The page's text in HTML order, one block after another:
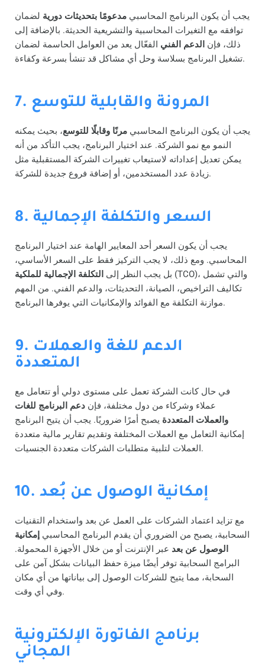
يجب أن يكون البرنامج المحاسبي مدعومًا بتحديثات دورية لضمان
توافقه مع التغيرات المحاسبية والتشريعية الحديثة. بالإضافة إلى
ذلك، فإن الدعم الفني الفعّال يعد من العوامل الحاسمة لضمان
تشغيل البرنامج بسلاسة وحل أي مشاكل قد تنشأ بسرعة وكفاءة.
7. المرونة والقابلية للتوسع
يجب أن يكون البرنامج المحاسبي مرنًا وقابلًا للتوسع، بحيث يمكنه
النمو مع نمو الشركة. عند اختيار البرنامج، يجب التأكد من أنه
يمكن تعديل إعداداته لاستيعاب تغييرات الشركة المستقبلية مثل
زيادة عدد المستخدمين، أو إضافة فروع جديدة للشركة.
8. السعر والتكلفة الإجمالية
يجب أن يكون السعر أحد المعايير الهامة عند اختيار البرنامج
المحاسبي. ومع ذلك، لا يجب التركيز فقط على السعر الأساسي،
بل يجب النظر إلى التكلفة الإجمالية للملكية
(TCO)، والتي تشمل
تكاليف التراخيص، الصيانة، التحديثات، والدعم الفني. من المهم
موازنة التكلفة مع الفوائد والإمكانيات التي يوفرها البرنامج.
9. الدعم للغة والعملات
المتعددة
في حال كانت الشركة تعمل على مستوى دولي أو تتعامل مع
عملاء وشركاء من دول مختلفة، فإن دعم البرنامج للغات
والعملات المتعددة يصبح أمرًا ضروريًا. يجب أن يتيح البرنامج
إمكانية التعامل مع العملات المختلفة وتقديم تقارير مالية متعددة
العملات لتلبية متطلبات الشركات متعددة الجنسيات.
10. إمكانية الوصول عن بُعد
مع تزايد اعتماد الشركات على العمل عن بعد واستخدام التقنيات
السحابية، يصبح من الضروري أن يقدم البرنامج المحاسبي إمكانية
الوصول عن بعد عبر الإنترنت أو من خلال الأجهزة المحمولة.
البرامج السحابية توفر أيضًا ميزة حفظ البيانات بشكل آمن على
السحابة، مما يتيح للشركات الوصول إلى بياناتها من أي مكان
وفي أي وقت.
برنامج الفاتورة الإلكترونية
المجاني